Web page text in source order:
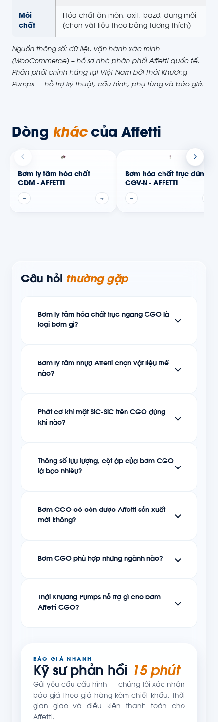
Môi
chất
Hóa chất ăn mòn, axit, bazơ, dung môi
(chọn vật liệu theo bảng tương thích)
Nguồn thông số: dữ liệu vận hành xác minh
(WooCommerce) + hồ sơ nhà phân phối Affetti quốc tế.
Phân phối chính hãng tại Việt Nam bởi Thái Khương
Pumps — hỗ trợ kỹ thuật, cấu hình, phụ tùng và báo giá.
Dòng kháccủa Affetti
Bơm ly tâm hóa chất
CDM - AFFETTI
— →
Bơm hóa chất trục đứng
CGV-N - AFFETTI
—
Câu hỏi thường gặp
Bơm ly tâm hóa chất trục ngang CGO là
loại bơm gì?
Bơm ly tâm nhựa Affetti chọn vật liệu thế
nào?
Phớt cơ khí mặt SiC-SiC trên CGO dùng
khi nào?
Thông số lưu lượng, cột áp của bơm CGO
là bao nhiêu?
Bơm CGO có còn được Affetti sản xuất
mới không?
Bơm CGO phù hợp những ngành nào?
Thái Khương Pumps hỗ trợ gì cho bơm
Affetti CGO?
BÁO GIÁ NHANH
Kỹ sư phản hồi 15 phút
Gửi yêu cầu cấu hình — chúng tôi xác nhận
báo giá theo giá hãng kèm chiết khấu, thời
gian giao và điều kiện thanh toán cho
Affetti.